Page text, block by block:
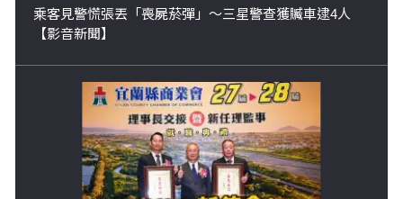
乘客見警慌張丟「喪屍菸彈」～三星警查獲贓車逮4人
【影音新聞】